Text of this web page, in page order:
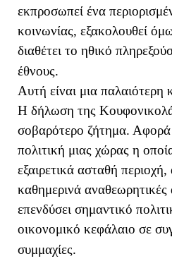
εκπροσωπεί ένα
κοινωνίας, εξακολουθεί
διαθέτει το ηθικό
έθνους.
Αυτή είναι μια παλαιότερη
Η δήλωση της
σοβαρότερο ζήτημα. Αφορά
πολιτική μιας χώρας η
εξαιρετικά ασταθή περιοχή,
καθημερινά αναθεωρητικές
επενδύσει σημαντικό
οικονομικό κεφάλαιο σε
συμμαχίες.